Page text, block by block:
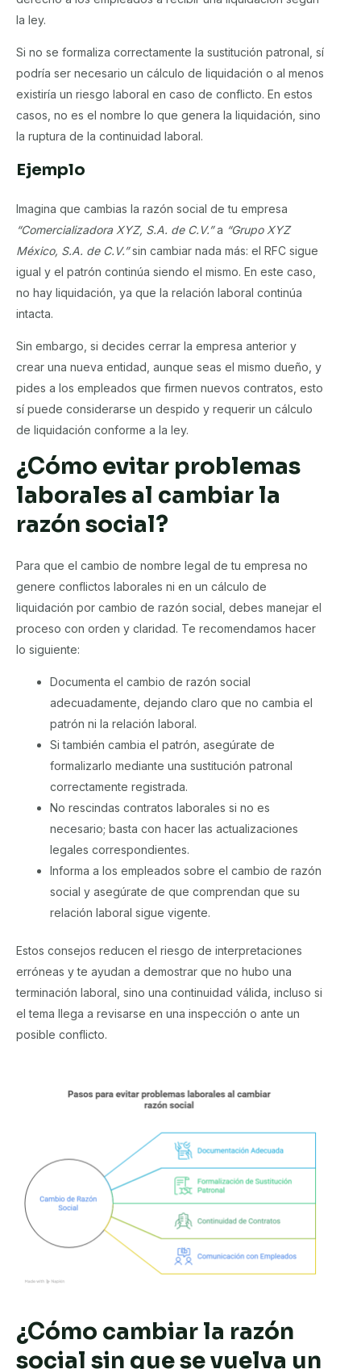
la ley.
Si no se formaliza correctamente la sustitución patronal, sí
podría ser necesario un cálculo de liquidación o al menos
existiría un riesgo laboral en caso de conflicto. En estos
casos, no es el nombre lo que genera la liquidación, sino
la ruptura de la continuidad laboral.
Ejemplo
Imagina que cambias la razón social de tu empresa
“Comercializadora XYZ, S.A. de C.V.”a “Grupo XYZ
México, S.A. de C.V.”sin cambiar nada más: el RFC sigue
igual y el patrón continúa siendo el mismo. En este caso,
no hay liquidación, ya que la relación laboral continúa
intacta.
Sin embargo, si decides cerrar la empresa anterior y
crear una nueva entidad, aunque seas el mismo dueño, y
pides a los empleados que firmen nuevos contratos, esto
sí puede considerarse un despido y requerir un cálculo
de liquidación conforme a la ley.
¿Cómo evitar problemas
laborales al cambiar la
razón social?
Para que el cambio de nombre legal de tu empresa no
genere conflictos laborales ni en un cálculo de
liquidación por cambio de razón social, debes manejar el
proceso con orden y claridad. Te recomendamos hacer
lo siguiente:
Documenta el cambio de razón social
adecuadamente, dejando claro que no cambia el
patrón ni la relación laboral.
Si también cambia el patrón, asegúrate de
formalizarlo mediante una sustitución patronal
correctamente registrada.
No rescindas contratos laborales si no es
necesario; basta con hacer las actualizaciones
legales correspondientes.
Informa a los empleados sobre el cambio de razón
social y asegúrate de que comprendan que su
relación laboral sigue vigente.
Estos consejos reducen el riesgo de interpretaciones
erróneas y te ayudan a demostrar que no hubo una
terminación laboral, sino una continuidad válida, incluso si
el tema llega a revisarse en una inspección o ante un
posible conflicto.
¿Cómo cambiar la razón
social sin que se vuelva un